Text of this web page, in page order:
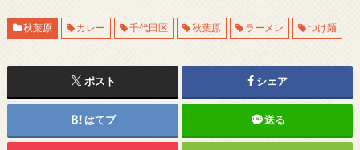
秋葉原 カレー 千代田区 秋葉原 ラーメン つけ麺
ポスト シェア
はてブ 送る